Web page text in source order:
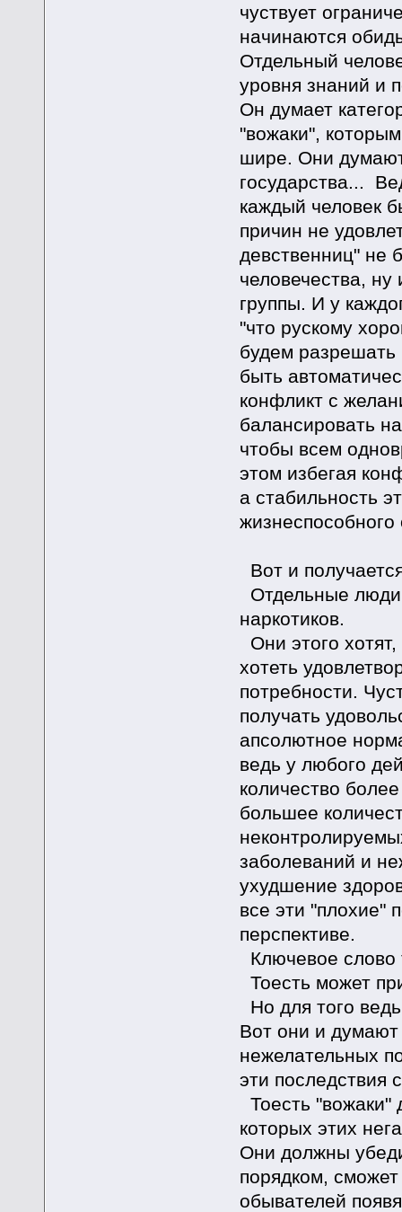
чуствует
начинаются
Отдельный
уровня знаний и
Он думает
"вожаки",
шире. Они
государства...
каждый человек
причин не
девственниц" не
человечества,
группы. И у
"что рускому
будем разрешать
быть
конфликт с
балансировать
чтобы всем
этом избегая
а стабильность
Вот и
Отдельные люди
наркотиков.
Они этого
хотеть
потребности.
получать
апсолютное
ведь у любого
количество
большее
заболеваний и
ухудшение
все эти "плохие"
перспективе.
Ключевое слово
Тоесть может
Но для того
Вот они и думают
нежелательных
эти последствия
Тоесть
которых этих
Они должны
порядком,
обывателей